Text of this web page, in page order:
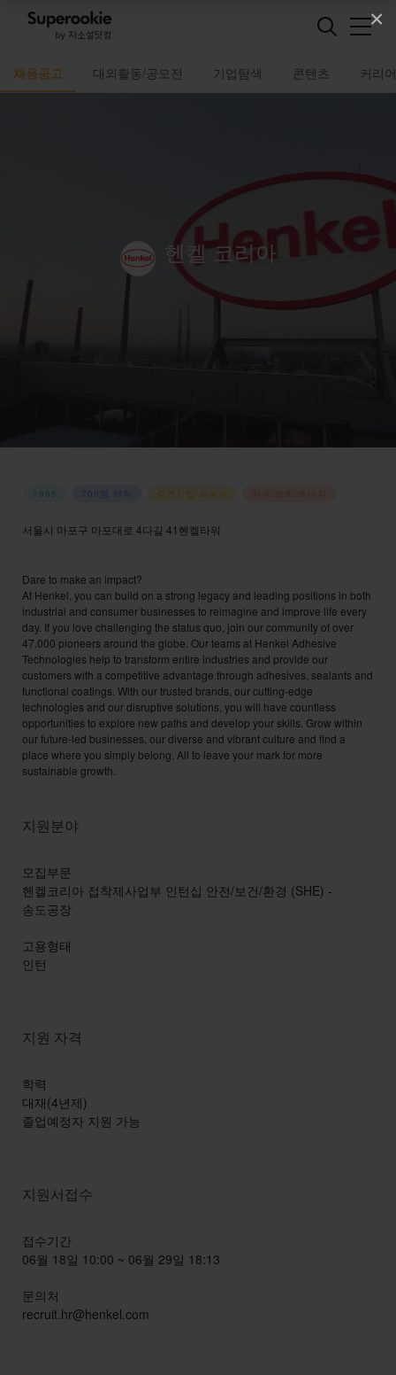
×
채용공고 대외활동/공모전 기업탐색 콘텐츠 커리
헨켈 코리아
1985 700명 재직 중견기업/외국계
서울시 마포구 마포대로 4다길 41헨켈타워
Dare to make an impact?
At Henkel, you can build on a strong legacy and leading positions in both
industrial and consumer businesses to reimagine and improve life every
day. If you love challenging the status quo, join our community of over
47.000 pioneers around the globe. Our teams at Henkel Adhesive
Technologies help to transform entire industries and provide our
customers with a competitive advantage through adhesives, sealants and
functional coatings. With our trusted brands, our cutting-edge
technologies and our disruptive solutions, you will have countless
opportunities to explore new paths and develop your skills. Grow within
our future-led businesses, our diverse and vibrant culture and find a
place where you simply belong. All to leave your mark for more
sustainable growth.
지원분야
모집부문
헨켈코리아 접착제사업부 인턴십 안전/보건/환경 (SHE) -
송도공장
고용형태
인턴
지원 자격
학력
대재(4년제)
졸업예정자 지원 가능
지원서접수
접수기간
06월 18일 10:00 ~ 06월 29일 18:13
문의처
recruit.hr@henkel.com